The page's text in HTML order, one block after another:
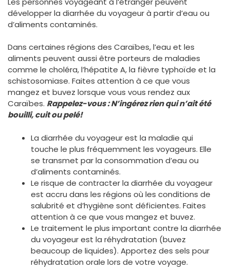
développer la diarrhée du voyageur à partir d’eau ou
d’aliments contaminés.
Dans certaines régions des Caraïbes, l’eau et les
aliments peuvent aussi être porteurs de maladies
comme le choléra, l’hépatite A, la fièvre typhoïde et la
schistosomiase. Faites attention à ce que vous
mangez et buvez lorsque vous vous rendez aux
Caraïbes. Rappelez-vous : N’ingérez rien qui n’ait été
bouilli, cuit ou pelé!
La diarrhée du voyageur est la maladie qui
touche le plus fréquemment les voyageurs. Elle
se transmet par la consommation d’eau ou
d’aliments contaminés.
Le risque de contracter la diarrhée du voyageur
est accru dans les régions où les conditions de
salubrité et d’hygiène sont déficientes. Faites
attention à ce que vous mangez et buvez.
Le traitement le plus important contre la diarrhée
du voyageur est la réhydratation (buvez
beaucoup de liquides). Apportez des sels pour
réhydratation orale lors de votre voyage.